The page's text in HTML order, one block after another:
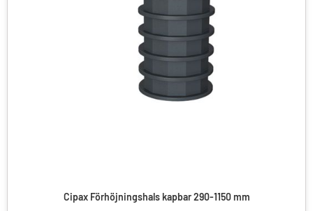
Cipax Förhöjningshals kapbar 290-1150 mm